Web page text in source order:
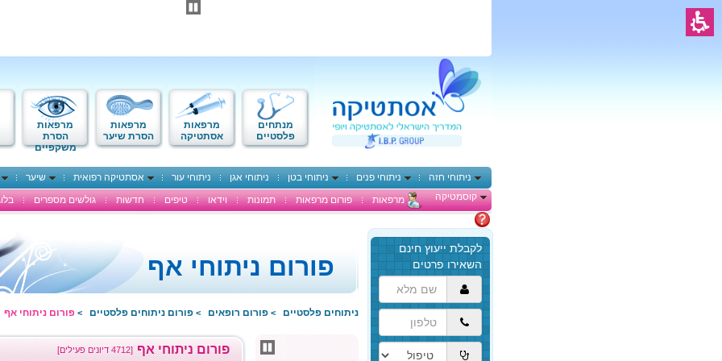
מנתחים
פלסטיים
מרפאות
אסתטיקה
מרפאות
הסרת שיער
מרפאות
הסרת
משקפיים
ניתוחי חזה ניתוחי פנים ניתוחי בטן ניתוחי אגן ניתוחי עור אסתטיקה רפואית שיער
קוסמטיקה
מרפאות פורום מרפאות תמונות וידאו טיפים חדשות גולשים מספרים
הגעת
לתוכן
המרכזי,
באפשרותך
ללחוץ
אנטר
כדי
לדלג
לאזור
פורום ניתוחי אף
ניתוחים פלסטיים > פורום רופאים > פורום ניתוחים פלסטיים > פורום ניתוחי אף
[4712 דיונים פעילים] פורום ניתוחי אף